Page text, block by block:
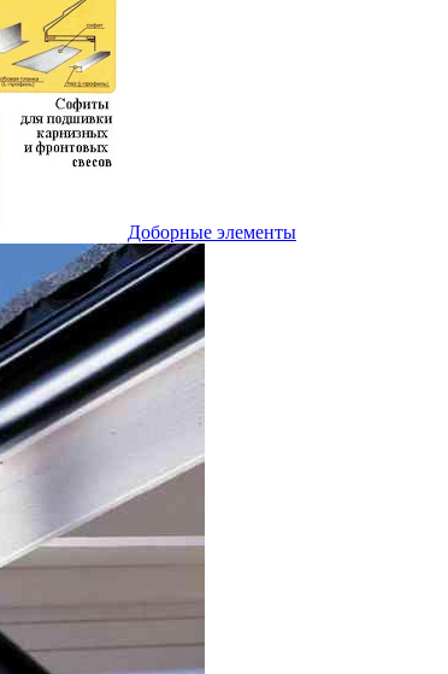
Доборные элементы